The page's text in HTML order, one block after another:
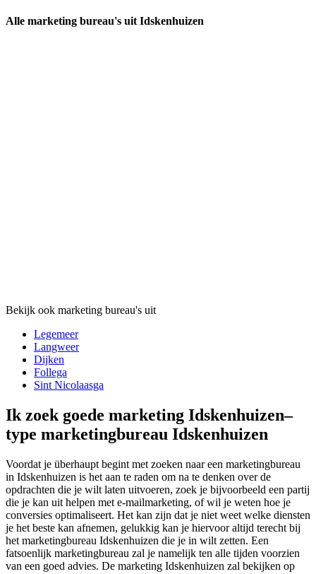
Alle marketing bureau's uit Idskenhuizen
Bekijk ook marketing bureau's uit
Legemeer
Langweer
Dijken
Follega
Sint Nicolaasga
Ik zoek goede marketing Idskenhuizen–
type marketingbureau Idskenhuizen
Voordat je überhaupt begint met zoeken naar een marketingbureau
in Idskenhuizen is het aan te raden om na te denken over de
opdrachten die je wilt laten uitvoeren, zoek je bijvoorbeeld een partij
die je kan uit helpen met e-mailmarketing, of wil je weten hoe je
conversies optimaliseert. Het kan zijn dat je niet weet welke diensten
je het beste kan afnemen, gelukkig kan je hiervoor altijd terecht bij
het marketingbureau Idskenhuizen die je in wilt zetten. Een
fatsoenlijk marketingbureau zal je namelijk ten alle tijden voorzien
van een goed advies. De marketing Idskenhuizen zal bekijken op